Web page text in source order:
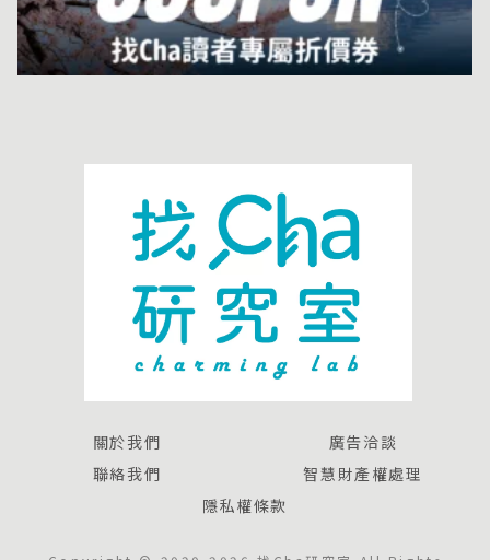
關於我們
廣告洽談
聯絡我們
智慧財產權處理
隱私權條款